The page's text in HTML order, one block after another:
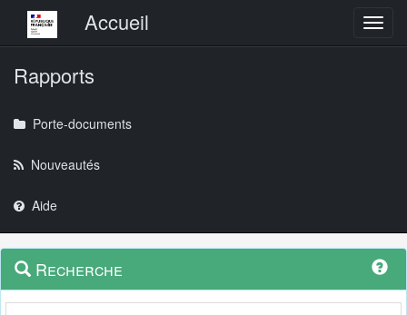
Menu principalAccueil
Rapports
Porte-documents
Nouveautés
Aide
Navigation
outils
Menu
contextuel
Recherche